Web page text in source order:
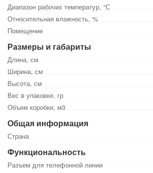
Диапазон рабочих температур, °С
Относительная влажность, %
Помещение
Размеры и габариты
Длина, см
Ширина, см
Высота, см
Вес в упаковке, гр
Объем коробки, м3
Общая информация
Страна
Функциональность
Разъем для телефонной линии